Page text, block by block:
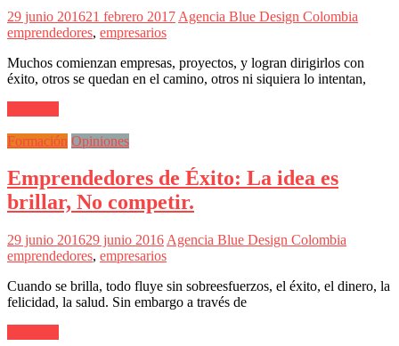
Digitales,
Estrategias
Alianzas,
Clientes,
Tecnología,
Artículos,
Contenidos
de
Calidad,
de
Marketing,
Eventos
Publicitarios,
Colecciónes,
Marcas,
29 junio 201621 febrero 2017 Agencia Blue Design Colombia
emprendedores, empresarios
Muchos comienzan empresas, proyectos, y logran dirigirlos con
éxito, otros se quedan en el camino, otros ni siquiera lo intentan,
Formación Opiniones
Emprendedores de Éxito: La idea es
brillar, No competir.
29 junio 201629 junio 2016 Agencia Blue Design Colombia
emprendedores, empresarios
Cuando se brilla, todo fluye sin sobreesfuerzos, el éxito, el dinero, la
felicidad, la salud. Sin embargo a través de